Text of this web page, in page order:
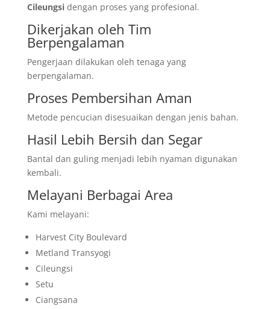
Cileungsidengan proses yang profesional.
Dikerjakan oleh Tim
Berpengalaman
Pengerjaan dilakukan oleh tenaga yang
berpengalaman.
Proses Pembersihan Aman
Metode pencucian disesuaikan dengan jenis bahan.
Hasil Lebih Bersih dan Segar
Bantal dan guling menjadi lebih nyaman digunakan
kembali.
Melayani Berbagai Area
Kami melayani:
Harvest City Boulevard
Metland Transyogi
Cileungsi
Setu
Ciangsana